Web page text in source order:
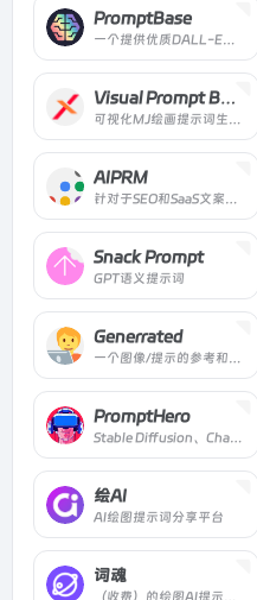
PromptBase
一个提供优质DALL-E、Midjourney、ChatGPT、Stable Diffusion 提示的市场。找到最好的提示，产生更好的结果，节省API成本，销售提示赚钱。
Visual Prompt Builder
可视化MJ绘画提示词生成工具
AIPRM
针对于SEO和SaaS文案写作的ChatGPT Prompts谷歌浏览器扩展
Snack Prompt
GPT语义提示词
Generrated
一个图像/提示的参考和灵感资源，包含7480张使用DALL-E 2生成的图像
PromptHero
Stable Diffusion、ChatGPT和Midjourney的提示指令分享
绘AI
AI绘图提示词分享平台
词魂